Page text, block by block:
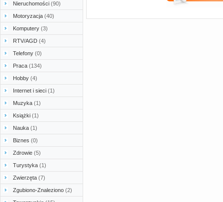
Nieruchomości (90)
Motoryzacja (40)
Komputery (3)
RTV/AGD (4)
Telefony (0)
Praca (134)
Hobby (4)
Internet i sieci (1)
Muzyka (1)
Książki (1)
Nauka (1)
Biznes (0)
Zdrowie (5)
Turystyka (1)
Zwierzęta (7)
Zgubiono-Znaleziono (2)